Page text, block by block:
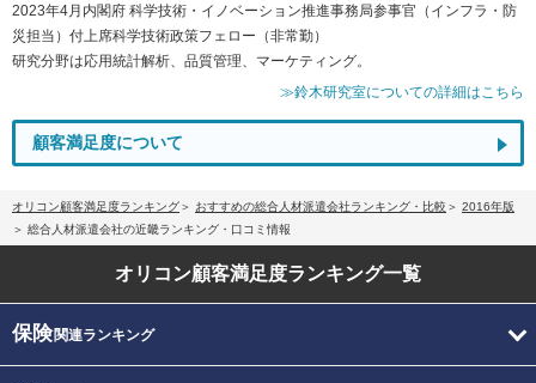
2023年4月内閣府 科学技術・イノベーション推進事務局参事官（インフラ・防
災担当）付上席科学技術政策フェロー（非常勤）
研究分野は応用統計解析、品質管理、マーケティング。
≫鈴木研究室についての詳細はこちら
顧客満足度について
オリコン顧客満足度ランキング おすすめの総合人材派遣会社ランキング・比較
2016年版
総合人材派遣会社の近畿ランキング・口コミ情報
オリコン顧客満足度ランキング一覧
保険関連ランキング